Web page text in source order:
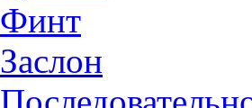
Финт
Заслон